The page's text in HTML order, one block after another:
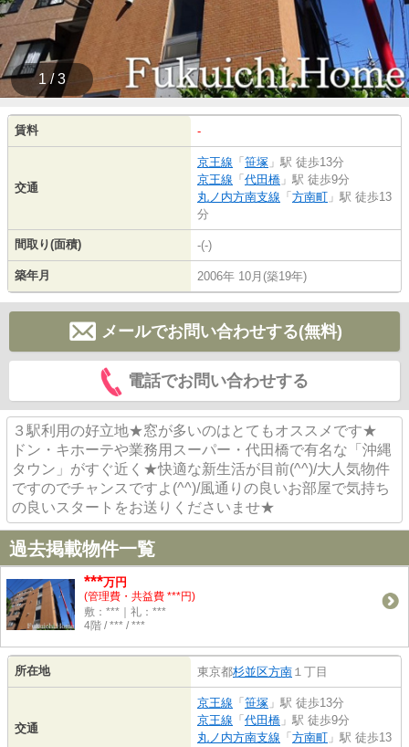
1 / 3
賃料 -
交通
京王線 「 笹塚 」駅 徒歩13分
京王線 「 代田橋 」駅 徒歩9分
丸ノ内方南支線 「 方南町 」駅 徒歩13
分
間取り(面積) -(-)
築年月 2006年 10月(築19年)
メールでお問い合わせする(無料)
電話でお問い合わせする
３駅利用の好立地★窓が多いのはとてもオススメです★
ドン・キホーテや業務用スーパー・代田橋で有名な「沖縄
タウン」がすぐ近く★快適な新生活が目前(^^)/大人気物件
ですのでチャンスですよ(^^)/風通りの良いお部屋で気持ち
の良いスタートをお送りくださいませ★
過去掲載物件一覧
***万円
(管理費・共益費 ***円)
敷：***｜礼：***
4階 / *** / ***
所在地 東京都杉並区方南 １丁目
交通
京王線 「 笹塚 」駅 徒歩13分
京王線 「 代田橋 」駅 徒歩9分
丸ノ内方南支線 「 方南町 」駅 徒歩13